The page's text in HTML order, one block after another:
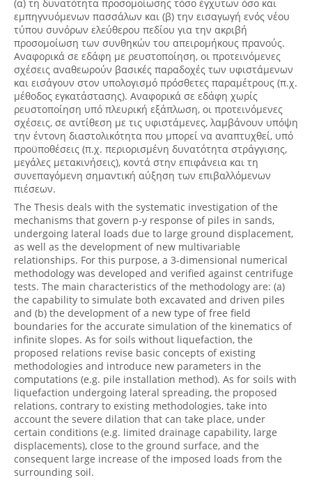
(α) τη δυνατότητα προσομοίωσης τόσο έγχυτων όσο και
εμπηγνυόμενων πασσάλων και (β) την εισαγωγή ενός νέου
τύπου συνόρων ελεύθερου πεδίου για την ακριβή
προσομοίωση των συνθηκών του απειρομήκους πρανούς.
Αναφορικά σε εδάφη με ρευστοποίηση, οι προτεινόμενες
σχέσεις αναθεωρούν βασικές παραδοχές των υφιστάμενων
και εισάγουν στον υπολογισμό πρόσθετες παραμέτρους (π.χ.
μέθοδος εγκατάστασης). Αναφορικά σε εδάφη χωρίς
ρευστοποίηση υπό πλευρική εξάπλωση, οι προτεινόμενες
σχέσεις, σε αντίθεση με τις υφιστάμενες, λαμβάνουν υπόψη
την έντονη διαστολικότητα που μπορεί να αναπτυχθεί, υπό
προϋποθέσεις (π.χ. περιορισμένη δυνατότητα στράγγισης,
μεγάλες μετακινήσεις), κοντά στην επιφάνεια και τη
συνεπαγόμενη σημαντική αύξηση των επιβαλλόμενων
πιέσεων.
The Thesis deals with the systematic investigation of the
mechanisms that govern p-y response of piles in sands,
undergoing lateral loads due to large ground displacement,
as well as the development of new multivariable
relationships. For this purpose, a 3-dimensional numerical
methodology was developed and verified against centrifuge
tests. The main characteristics of the methodology are: (a)
the capability to simulate both excavated and driven piles
and (b) the development of a new type of free field
boundaries for the accurate simulation of the kinematics of
infinite slopes. As for soils without liquefaction, the
proposed relations revise basic concepts of existing
methodologies and introduce new parameters in the
computations (e.g. pile installation method). As for soils with
liquefaction undergoing lateral spreading, the proposed
relations, contrary to existing methodologies, take into
account the severe dilation that can take place, under
certain conditions (e.g. limited drainage capability, large
displacements), close to the ground surface, and the
consequent large increase of the imposed loads from the
surrounding soil.